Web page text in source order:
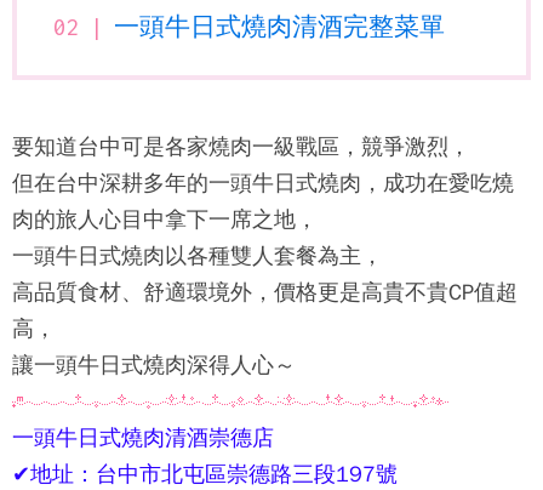
一頭牛日式燒肉清酒完整菜單
要知道台中可是各家燒肉一級戰區，競爭激烈，
但在台中深耕多年的一頭牛日式燒肉 ，成功在愛吃燒
肉的旅人心目中拿下一席之地，
一頭牛日式燒肉以各種雙人套餐為主，
高品質食材、舒適環境外，價格更是高貴不貴CP值超
高，
讓一頭牛日式燒肉深得人心～
一頭牛日式燒肉清酒崇德店
✔地址：台中市北屯區崇德路三段197號